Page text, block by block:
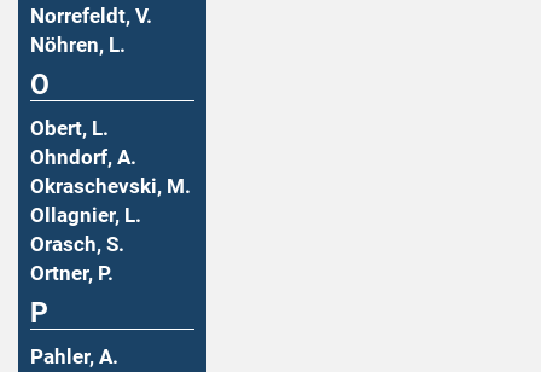
Norrefeldt, V.
Nöhren, L.
O
Obert, L.
Ohndorf, A.
Okraschevski, M.
Ollagnier, L.
Orasch, S.
Ortner, P.
P
Pahler, A.